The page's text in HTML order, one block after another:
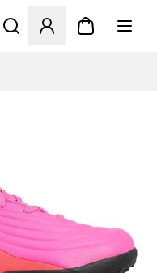
Åbner en Modal til at